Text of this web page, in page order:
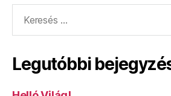
Legutóbbi